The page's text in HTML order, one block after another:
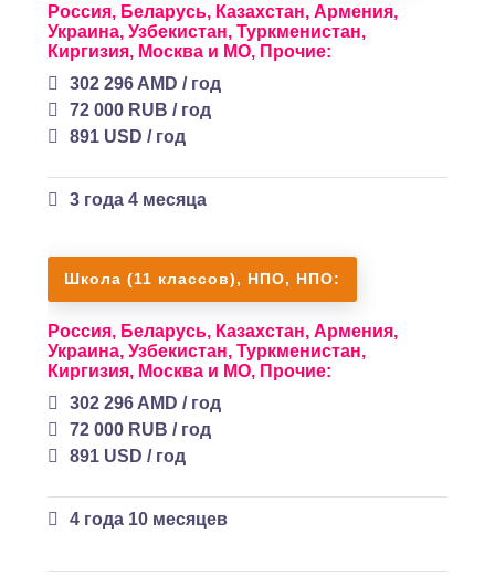
Россия, Беларусь, Казахстан, Армения,
Украина, Узбекистан, Туркменистан,
Киргизия, Москва и МО, Прочие:
302 296 AMD / год
72 000 RUB / год
891 USD / год
3 года 4 месяца
Школа (11 классов), НПО, НПО:
Россия, Беларусь, Казахстан, Армения,
Украина, Узбекистан, Туркменистан,
Киргизия, Москва и МО, Прочие:
302 296 AMD / год
72 000 RUB / год
891 USD / год
4 года 10 месяцев